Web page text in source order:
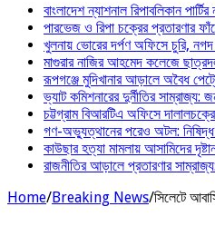
বাংলাদেশ ন্যাশনাল রিপাবলিকান
পারভেজ ও রিপা চক্রের প্রতারণার
খুলনায় ভোরের দর্পণ অফিসে চুরি,
মাগুরার নাজির আহমেদ কলেজে
রূপগঞ্জে মুদিখানার আড়ালে অবৈধ
ভ্যাট কমিশনারের দুর্নীতির সাম্রাজ্য:
চট্টগ্রাম বিআরটিএ অফিসে
গণ-অভ্যুত্থানের পরেও অটল: নিষিদ্ধ
কাউছার হত্যা মামলায় আসামিদের
রাজনীতির আড়ালে প্রতারণার
Home/Breaking News/সিলেটে